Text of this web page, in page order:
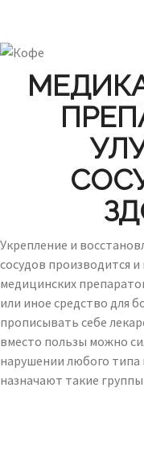
Укрепление и
сосудов производится
медицинских
или иное средство для
прописывать себе
вместо пользы можно
нарушении любого
назначают такие